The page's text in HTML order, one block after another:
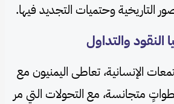
التاريخية وحتميات التجديد فيها.
النقود والتداول
الإنسانية، تعاطى اليمنيون مع
متجانسة، مع التحولات التي مر